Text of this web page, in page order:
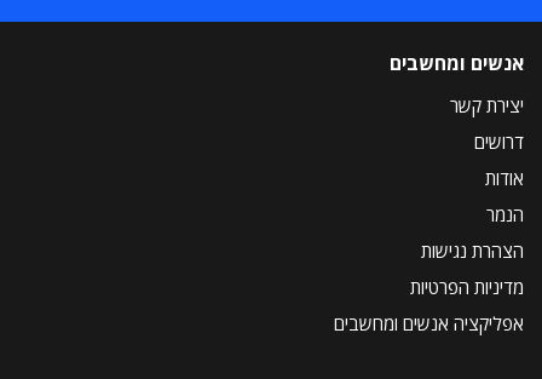
אנשים ומחשבים
יצירת קשר
דרושים
אודות
הנמר
הצהרת נגישות
מדיניות הפרטיות
אפליקציה אנשים ומחשבים